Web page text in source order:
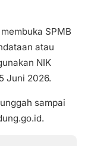
SPMB
atau
NIK
Juni 2026.
sampai